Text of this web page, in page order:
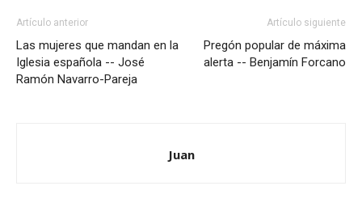
Artículo anterior
Las mujeres que mandan en la
Iglesia española -- José
Ramón Navarro-Pareja
Artículo siguiente
Pregón popular de máxima
alerta -- Benjamín Forcano
Juan